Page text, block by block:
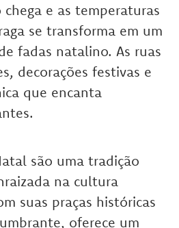
e as temperaturas
se transforma em um
fadas natalino. As ruas
decorações festivas e
que encanta
são uma tradição
na cultura
suas praças históricas
oferece um